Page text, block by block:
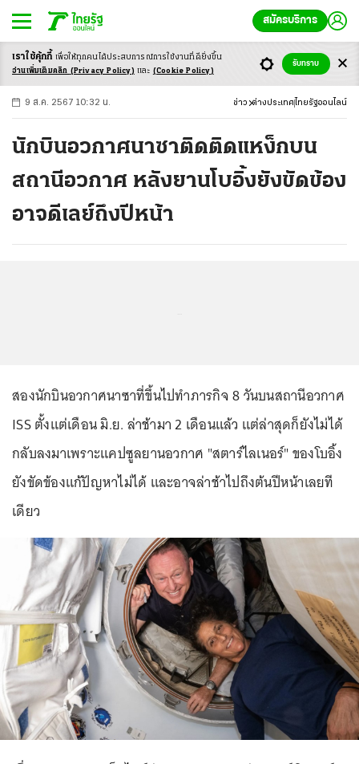
สมัครบริการ
-ก ก ก+
9 ส.ค. 2567 10:32 น. ข่าว ต่างประเทศ ไทยรัฐออนไลน์
นักบินอวกาศนาซาติดติดแหง็กบน
สถานีอวกาศ หลังยานโบอิ้งยังขัดข้อง
อาจดีเลย์ถึงปีหน้า
สองนักบินอวกาศนาซาที่ขึ้นไปทำภารกิจ 8 วันบนสถานีอวกาศ
ISS ตั้งแต่เดือน มิ.ย. ล่าช้ามา 2 เดือนแล้ว แต่ล่าสุดก็ยังไม่ได้
กลับลงมาเพราะแคปซูลยานอวกาศ "สตาร์ไลเนอร์" ของโบอิ้ง
ยังขัดข้องแก้ปัญหาไม่ได้ และอาจล่าช้าไปถึงต้นปีหน้าเลยที
เดียว
เราใช้คุ้กกี้ เพื่อให้ทุกคนได้ประสบการณ์การใช้งานที่ดียิ่งขึ้น
อ่านเพิ่มเติมคลิก (Privacy Policy) และ (Cookie Policy)
รับทราบ